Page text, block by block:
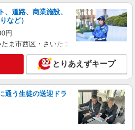
帯販売【エーユー】
1650円〜 ※残業代支給 ★交通費上限800
/月支給 家電アドバイザー資格をお持ちの
レードに合わせて2500〜5000円/月支給 ※
役割手当】 CSA（チーフセ
ドバイザー）に昇格すると16600円/月支
(規定有) お友達を紹介頂くと, イン
(規定有) ★月2回払い・週払い可能
）★ ゜・。○。・゜+゜・。○。・゜+゜
都稲城市の家電量販店
詳細を見る
1650円〜 ※残業代支給 ★交通費上限800
、道路、商業施設、
など）
円
ま市西区・さいたま市岩槻区・久喜市・
とりあえずキープ
通う生徒の送迎ドラ